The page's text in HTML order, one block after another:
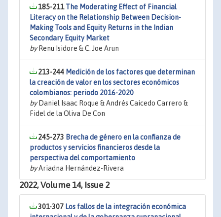
185-211The Moderating Effect of Financial
Literacy on the Relationship Between Decision-
Making Tools and Equity Returns in the Indian
Secondary Equity Market
byRenu Isidore & C. Joe Arun
213-244 Medición de los factores que determinan
la creación de valor en los sectores económicos
colombianos: periodo 2016-2020
byDaniel Isaac Roque & Andrés Caicedo Carrero &
Fidel de la Oliva De Con
245-273 Brecha de género en la confianza de
productos y servicios financieros desde la
perspectiva del comportamiento
byAriadna Hernández-Rivera
2022, Volume 14, Issue 2
301-307 Los fallos de la integración económica